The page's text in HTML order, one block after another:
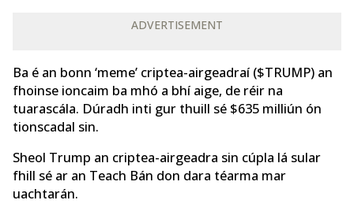
ADVERTISEMENT
Ba é an bonn ‘meme’ criptea-airgeadraí ($TRUMP) an
fhoinse ioncaim ba mhó a bhí aige, de réir na
tuarascála. Dúradh inti gur thuill sé $635 milliún ón
tionscadal sin.
Sheol Trump an criptea-airgeadra sin cúpla lá sular
fhill sé ar an Teach Bán don dara téarma mar
uachtarán.